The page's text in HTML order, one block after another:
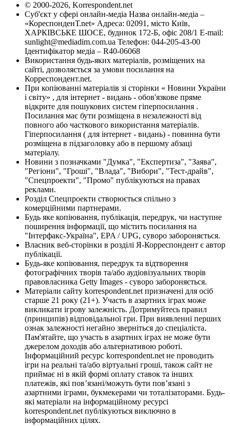
© 2000-2026, Korrespondent.net
Суб'єкт у сфері онлайн-медіа Назва онлайн-медіа –
«КореспонденТ.net» Адреса: 02091, місто Київ,
ХАРКІВСЬКЕ ШОСЕ, будинок 172-Б, офіс 208/1 E-mail:
sunlight@mediadim.com.ua Телефон: 044-205-43-00
Ідентифікатор медіа – R40-06068
Використання будь-яких матеріалів, розміщених на
сайті, дозволяється за умови посилання на
Корреспондент.net.
При копіюванні матеріалів зі сторінки « Новини України
і світу» , для інтернет - видань - обов'язкове пряме
відкрите для пошукових систем гіперпосилання .
Посилання має бути розміщена в незалежності від
повного або часткового використання матеріалів.
Гіперпосилання ( для інтернет - видань) - повинна бути
розміщена в підзаголовку або в першому абзаці
матеріалу.
Новини з позначками "Думка", "Експертиза", "Заява",
"Регіони", "Гроші", "Влада", "Вибори", "Тест-драйв",
"Спецпроекти", "Промо" публікуються на правах
реклами.
Розділ Спецпроекти створюється спільно з
комерційними партнерами.
Будь яке копіювання, публікація, передрук, чи наступне
поширення інформації, що містить посилання на
"Інтерфакс-Україна", EPA / UPG, суворо забороняється.
Власник веб-сторінки в розділі Я-Корреспондент є автор
публікації.
Будь-яке копіювання, передрук та відтворення
фотографічних творів та/або аудіовізуальних творів
правовласника Getty Images - суворо забороняється.
Матеріали сайту korrespondent.net призначені для осіб
старше 21 року (21+). Участь в азартних іграх може
викликати ігрову залежність. Дотримуйтесь правил
(принципів) відповідальної гри. При виявленні перших
ознак залежності негайно зверніться до спеціаліста.
Пам'ятайте, що участь в азартних іграх не може бути
джерелом доходів або альтернативою роботі.
Інформаційний ресурс korrespondent.net не проводить
ігри на реальні та/або віртуальні гроші, також сайт не
приймає ні в якій формі оплату ставок та інших
платежів, які пов’язані/можуть бути пов’язані з
азартними іграми, букмекерами чи тоталізаторами. Будь-
які матеріали на інформаційному ресурсі
korrespondent.net публікуються виключно в
інформаційних цілях.